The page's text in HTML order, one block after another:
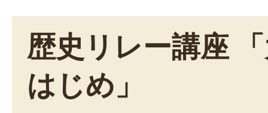
歴史リレー講座
はじめ」